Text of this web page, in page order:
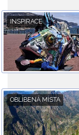
INSPIRACE
OBLÍBENÁ MÍSTA